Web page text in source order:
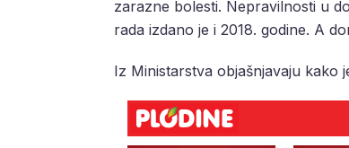
zarazne bolesti. Nepravilnosti u
rada izdano je i 2018. godine. A
Iz Ministarstva objašnjavaju kako